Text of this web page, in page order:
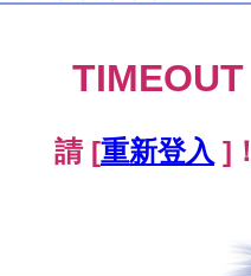
TIMEOUT
請 [重新登入 ]！